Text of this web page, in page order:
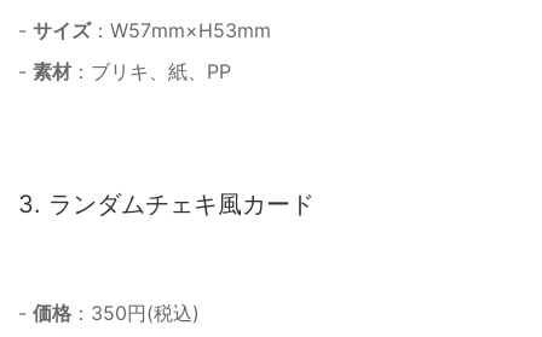
- サイズ：W57mm×H53mm
- 素材 ：ブリキ、紙、PP
3. ランダムチェキ風カード
- 価格 ：350円(税込)